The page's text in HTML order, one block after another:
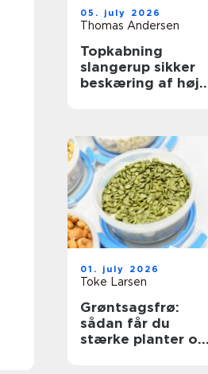
05. july 2026
Thomas Andersen
Topkabning
slangerup sikker
beskæring af høje
01. july 2026
Toke Larsen
Grøntsagsfrø:
sådan får du
stærke planter og